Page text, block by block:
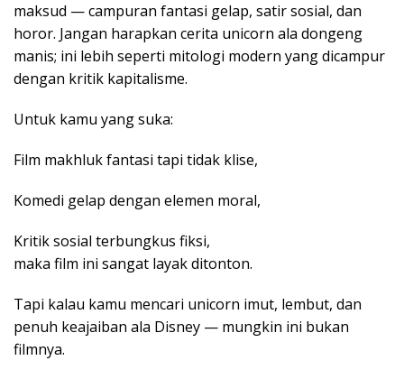
maksud — campuran fantasi gelap, satir sosial, dan
horor. Jangan harapkan cerita unicorn ala dongeng
manis; ini lebih seperti mitologi modern yang dicampur
dengan kritik kapitalisme.
Untuk kamu yang suka:
Film makhluk fantasi tapi tidak klise,
Komedi gelap dengan elemen moral,
Kritik sosial terbungkus fiksi,
maka film ini sangat layak ditonton.
Tapi kalau kamu mencari unicorn imut, lembut, dan
penuh keajaiban ala Disney — mungkin ini bukan
filmnya.